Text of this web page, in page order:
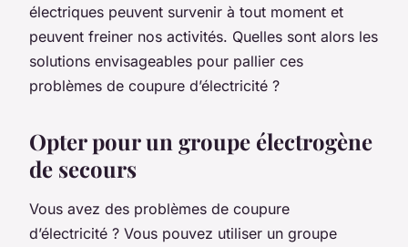
électriques peuvent survenir à tout moment et
peuvent freiner nos activités. Quelles sont alors les
solutions envisageables pour pallier ces
problèmes de coupure d’électricité ?
Opter pour un groupe électrogène
de secours
Vous avez des problèmes de coupure
d’électricité ? Vous pouvez utiliser un groupe